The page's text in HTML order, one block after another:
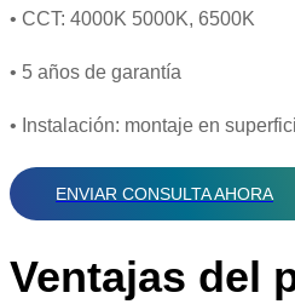
• CCT: 4000K 5000K, 6500K
• 5 años de garantía
• Instalación: montaje en
ENVIAR CONSULTA AHORA
Ventajas del